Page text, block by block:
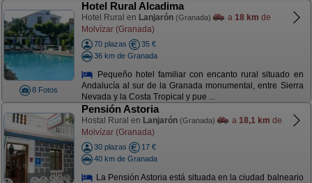
8 Fotos
Hotel Rural Alcadima
Hotel Rural en Lanjarón (Granada) a 18 km de
Molvízar (Granada)
70 plazas
35 €
36 km de Granada
Pequeño hotel familiar con encanto rural situado en
Andalucía al sur de la Granada monumental, entre Sierra
Nevada y la Costa Tropical y pue ...
Pensión Astoria
Hostal Rural en Lanjarón (Granada) a 18,1 km de
Molvízar (Granada)
30 plazas
17 €
40 km de Granada
La Pensión Astoria está situada en la ciudad balneario